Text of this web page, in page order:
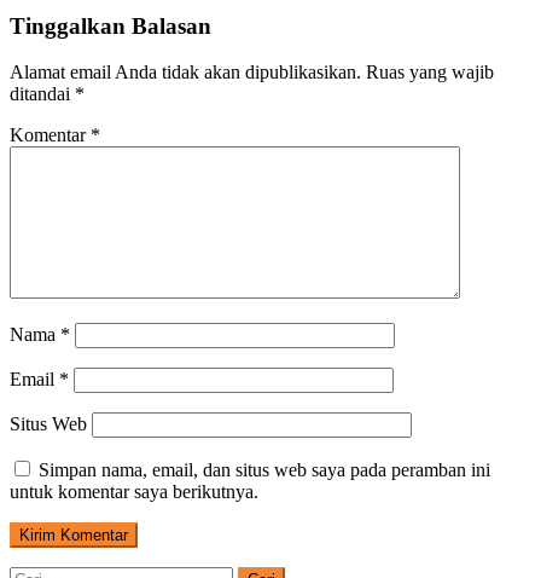
Tinggalkan Balasan
Alamat email Anda tidak akan dipublikasikan. Ruas yang wajib
ditandai *
Komentar *
Nama *
Email *
Situs Web
Simpan nama, email, dan situs web saya pada peramban ini
untuk komentar saya berikutnya.